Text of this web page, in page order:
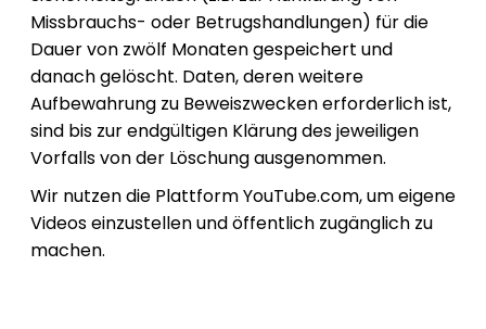
Missbrauchs- oder Betrugshandlungen) für die
Dauer von zwölf Monaten gespeichert und
danach gelöscht. Daten, deren weitere
Aufbewahrung zu Beweiszwecken erforderlich ist,
sind bis zur endgültigen Klärung des jeweiligen
Vorfalls von der Löschung ausgenommen.
Wir nutzen die Plattform YouTube.com, um eigene
Videos einzustellen und öffentlich zugänglich zu
machen.